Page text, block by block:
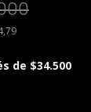
de $34.500